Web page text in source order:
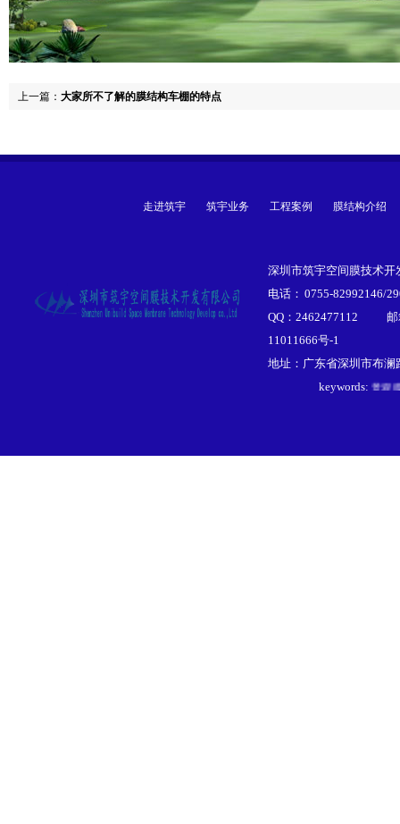
上一篇： 大家所不了解的膜结构车棚的特点
走进筑宇 筑宇业务 工程案例 膜结构介绍
深圳市筑宇空间膜技术
电话： 0755-82992146/
QQ：2462477112
邮
11011666号-1
地址：广东省深圳市布澜
keywords:
膜结
膜结
景观